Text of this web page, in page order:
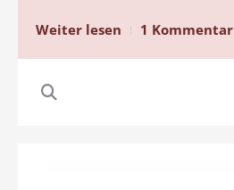
Weiter lesen 1 Kommentar